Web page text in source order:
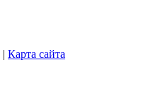
| Карта сайта